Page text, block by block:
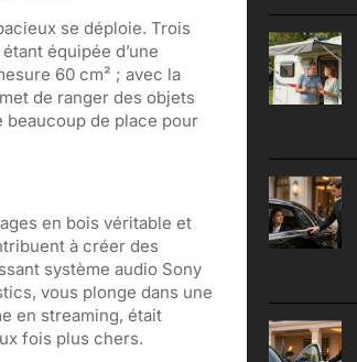
se déploie. Trois
équipée d’une
60 cm² ; avec la
de ranger des objets
beaucoup de place pour
en bois véritable et
à créer des
système audio Sony
vous plonge dans une
en streaming, était
fois plus chers.